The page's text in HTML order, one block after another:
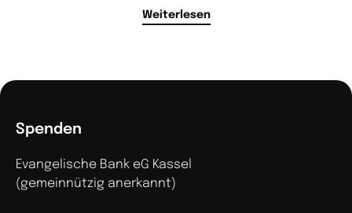
Oktober
Weiterlesen
Spenden
Evangelische Bank eG Kassel
(gemeinnützig anerkannt)